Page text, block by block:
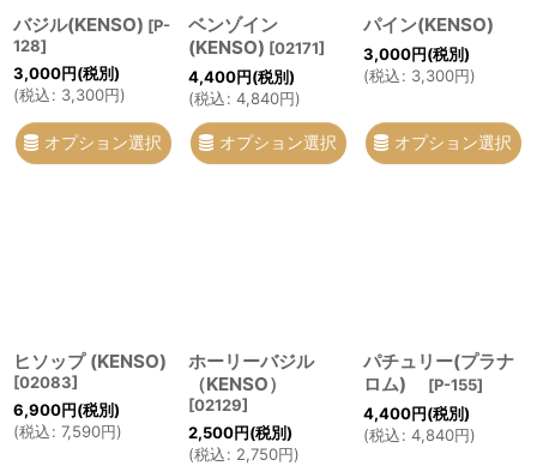
絞り込む
バジル(KENSO) [P-
128]
3,000円(税別)
(税込: 3,300円)
オプション選択
ベンゾイン
(KENSO) [02171]
4,400円(税別)
(税込: 4,840円)
オプション選択
パイン(KENSO)
3,000円(税別)
(税込: 3,300円)
オプション選択
ヒソップ (KENSO)
[02083]
6,900円(税別)
(税込: 7,590円)
ホーリーバジル
（KENSO）
[02129]
2,500円(税別)
(税込: 2,750円)
パチュリー(プラナ
ロム)
[P-155]
4,400円(税別)
(税込: 4,840円)